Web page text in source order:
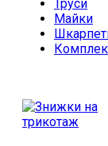
Труси
Майки